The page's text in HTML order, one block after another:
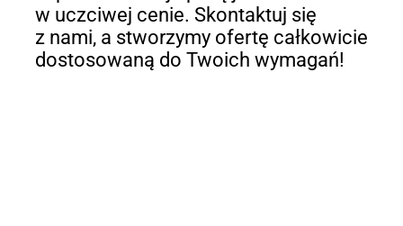
w uczciwej cenie. Skontaktuj się
z nami, a stworzymy ofertę całkowicie
dostosowaną do Twoich wymagań!